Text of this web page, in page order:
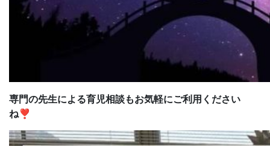
専門の先生による育児相談もお気軽にご利用ください
ね❣️